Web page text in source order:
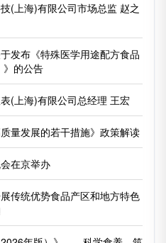
(上海)有限公司市场总监 赵之
发布《特殊医学用途配方食品
》的公告
(上海)有限公司总经理 王宏
量发展的若干措施》政策解读
在京举办
传统优势食品产区和地方特色